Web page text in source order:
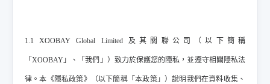
1.1 XOOBAY Global Limited 及其關聯公司（以下簡稱
「XOOBAY」、「我們」）致力於保護您的隱私，並遵守相關隱私法
律。本《隱私政策》（以下簡稱「本政策」）說明我們在資料收集、